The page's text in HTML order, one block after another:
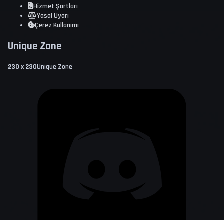
Hizmet Şartları
Yasal Uyarı
Çerez Kullanımı
Unique Zone
230 x 230Unique Zone